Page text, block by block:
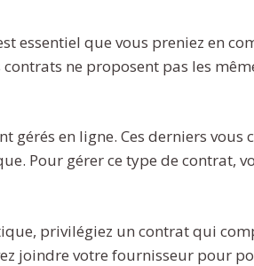
essentiel que vous preniez en
ne proposent pas les
gérés en ligne. Ces derniers vous
Pour gérer ce type de contrat,
privilégiez un contrat qui
joindre votre fournisseur pour